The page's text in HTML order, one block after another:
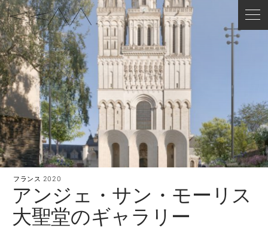
フランス 2020
アンジェ・サン・モーリス
大聖堂のギャラリー